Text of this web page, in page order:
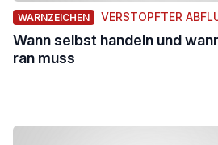
WARNZEICHEN VERSTOPFTER
Wann selbst handeln und
ran muss